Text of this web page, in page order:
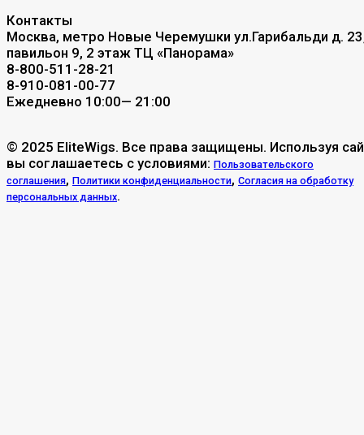
Контакты
Москва, метро Новые Черемушки ул.Гарибальди д.
павильон 9, 2 этаж ТЦ «Панорама»
8-800-511-28-21
8-910-081-00-77
Ежедневно 10:00— 21:00
© 2025 EliteWigs. Все права защищены. Используя
вы соглашаетесь с условиями: Пользовательского
соглашения, Политики конфиденциальности, Согласия на обработку
персональных данных.